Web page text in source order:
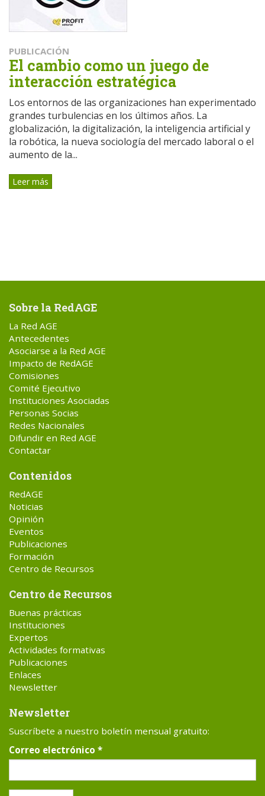
PUBLICACIÓN
El cambio como un juego de
interacción estratégica
Los entornos de las organizaciones han experimentado
grandes turbulencias en los últimos años. La
globalización, la digitalización, la inteligencia artificial y
la robótica, la nueva sociología del mercado laboral o el
aumento de la...
Leer más
Sobre la RedAGE
La Red AGE
Antecedentes
Asociarse a la Red AGE
Impacto de RedAGE
Comisiones
Comité Ejecutivo
Instituciones Asociadas
Personas Socias
Redes Nacionales
Difundir en Red AGE
Contactar
Contenidos
RedAGE
Noticias
Opinión
Eventos
Publicaciones
Formación
Centro de Recursos
Centro de Recursos
Buenas prácticas
Instituciones
Expertos
Actividades formativas
Publicaciones
Enlaces
Newsletter
Newsletter
Suscríbete a nuestro boletín mensual gratuito:
Correo electrónico *